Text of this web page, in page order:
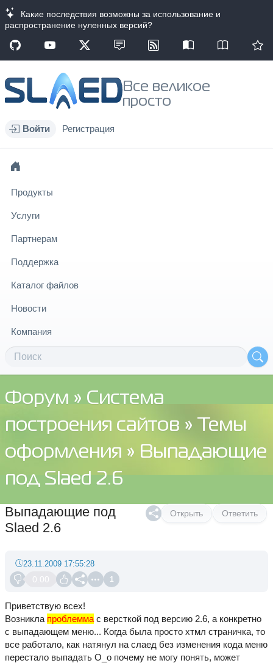
Какие последствия возможны за использование и
распространение нуленных версий?
Все великое
просто
Войти Регистрация
Продукты
Услуги
Партнерам
Поддержка
Каталог файлов
Новости
Компания
Форум » Система
построения сайтов »
Темы
оформления » Выпадающие
под Slaed 2.6
Открыть Ответить
Выпадающие под
Slaed 2.6
0.00 1
23.11.2009 17:55:28
Приветствую всех!
Возникла проблемма с версткой под версию 2.6, а конкретно
с выпадающем меню... Когда была просто хтмл страничка, то
все работало, как натянул на слаед без изменения кода меню
перестало выпадать О_о почему не могу понять, может